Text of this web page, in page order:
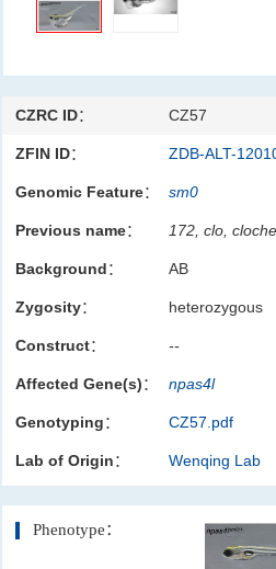
CZRC ID： CZ57
ZFIN ID： ZDB-ALT-
Genomic Feature： sm0
Previous name： 172, clo, cloche
Background： AB
Zygosity： heterozygous
Construct： --
Affected Gene(s)： npas4l
Genotyping： CZ57.pdf
Lab of Origin： Wenqing Lab
Phenotype：